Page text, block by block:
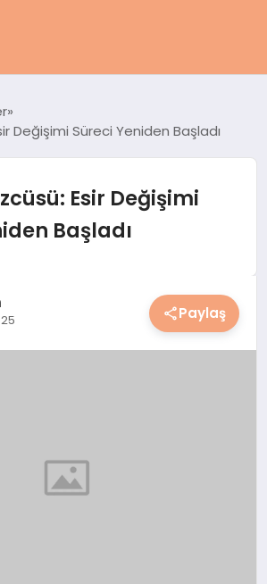
Değişimi Süreci Yeniden Başladı
Esir Değişimi
Başladı
Paylaş